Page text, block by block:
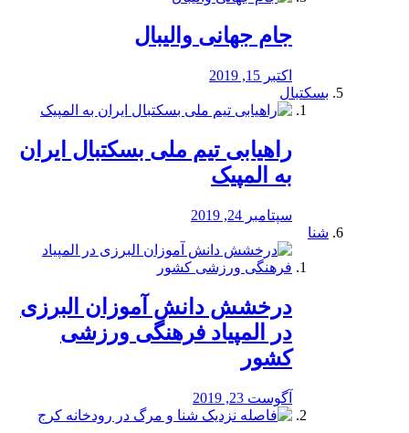
جام جهانی والیبال
اکتبر 15, 2019
بسکتبال
راهیابی تیم ملی بسکتبال ایران
به المپیک
سپتامبر 24, 2019
شنا
درخشش دانش آموزان البرزی
در المپیاد فرهنگی ورزشی
کشور
آگوست 23, 2019